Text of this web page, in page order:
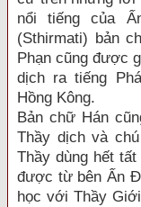
nổi tiếng của
(Sthirmati) bản
Phạn cũng được
dịch ra tiếng
Hồng Kông.
Bản chữ Hán
Thầy dịch và
Thầy dùng hết
được từ bên Ấn
học với Thầy